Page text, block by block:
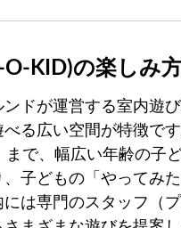
KID)の楽しみ
ドが運営する室内遊
べる広い空間が特徴で
まで、幅広い年齢の子
子どもの「やってみ
は専門のスタッフ（